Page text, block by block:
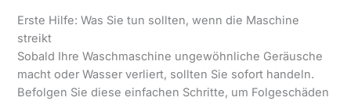
Erste Hilfe: Was Sie tun sollten, wenn die Maschine
streikt
Sobald Ihre Waschmaschine ungewöhnliche Geräusche
macht oder Wasser verliert, sollten Sie sofort handeln.
Befolgen Sie diese einfachen Schritte, um Folgeschäden